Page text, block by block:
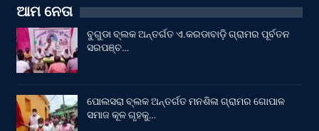
ଆମ ନେତା
ବୁଗୁଡା ବ୍ଲକ ଅନ୍ତର୍ଗତ ଏ.କରଡାବାଡ଼ି ଗ୍ରାମର ପୂର୍ବତନ
ସରପଞ୍ଚ…
ପୋଲସରା ବ୍ଲକ ଅନ୍ତର୍ଗତ ମନଶିଳା ଗ୍ରାମର ଗୋପାଳ
ସମାଜ କୂଳ ଗୃହକୁ…